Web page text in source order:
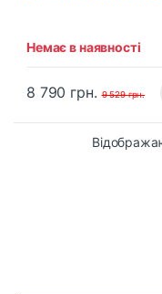
Немає в наявності
8 790 грн. 9 529грн.